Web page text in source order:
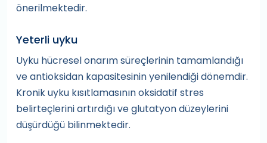
önerilmektedir.
Yeterli uyku
Uyku hücresel onarım süreçlerinin tamamlandığı
ve antioksidan kapasitesinin yenilendiği dönemdir.
Kronik uyku kısıtlamasının oksidatif stres
belirteçlerini artırdığı ve glutatyon düzeylerini
düşürdüğü bilinmektedir.